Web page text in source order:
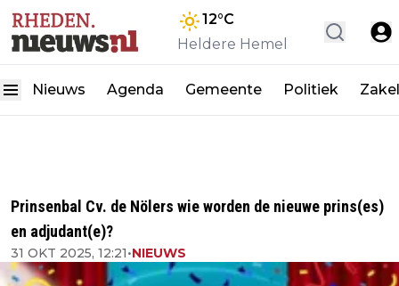
12°C
Heldere Hemel
Nieuws Agenda Gemeente Politiek
Prinsenbal Cv. de Nölers wie worden de nieuwe prins(es)
en adjudant(e)?
31 OKT 2025, 12:21•NIEUWS